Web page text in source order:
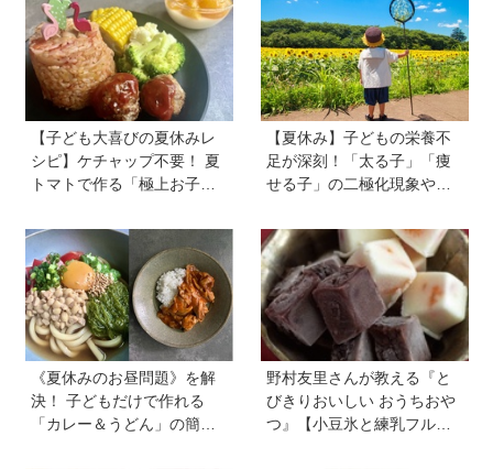
をピックアップ
【子ども大喜びの夏休みレ
シピ】ケチャップ不要！ 夏
トマトで作る「極上お子様
「おまけゼリー」を料理
家・川上ミホさんが直伝
【夏休み】子どもの栄養不
足が深刻！「太る子」「痩
せる子」の二極化現象や、
決のカギは1日3回のたんぱ
く質と、発酵食品＆乾物の
活用《専門家監修》
《夏休みのお昼問題》を解
決！ 子どもだけで作れる
「カレー＆うどん」の簡単
野村友里さんが教える『と
びきりおいしい おうちおや
つ』【小豆氷と練乳フルー